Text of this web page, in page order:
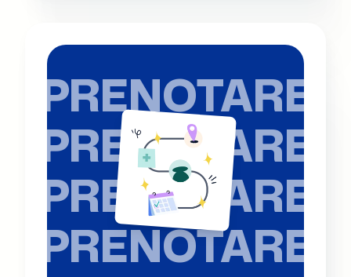
PRENOTARE
PRENOTARE
PRENOTARE
PRENOTARE